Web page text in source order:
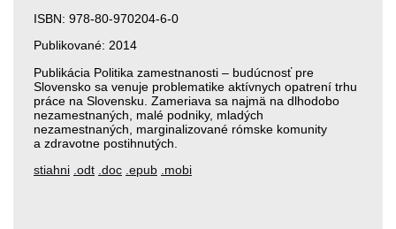
ISBN: 978-80-970204-6-0
Publikované: 2014
Publikácia Politika zamestnanosti – budúcnosť pre
Slovensko sa venuje problematike aktívnych opatrení trhu
práce na Slovensku. Zameriava sa najmä na dlhodobo
nezamestnaných, malé podniky, mladých
nezamestnaných, marginalizované rómske komunity
a zdravotne postihnutých.
stiahni .odt .doc .epub .mobi